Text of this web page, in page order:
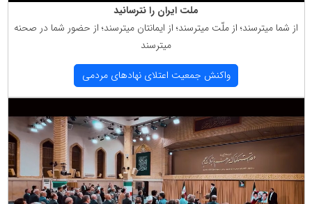
ملت ایران را نترسانید
از شما میترسند؛ از ملّت میترسند؛ از ایمانتان میترسند؛ از حضور شما در صحنه
میترسند
واكنش جمعیت اعتلای نهادهای مردمی